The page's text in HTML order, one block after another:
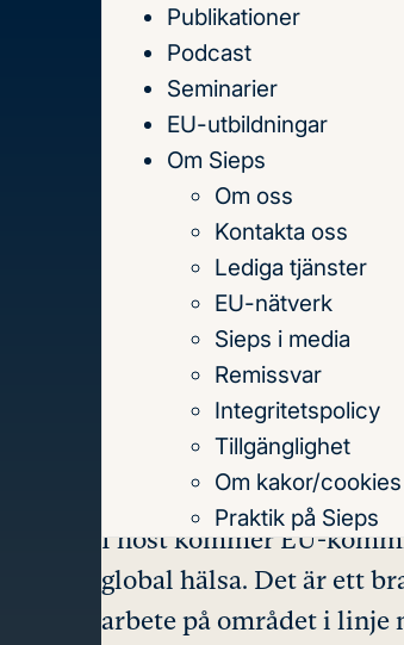
Till
innehållet
Publikationer
Podcast
Seminarier
EU-utbildningar
Om Sieps
Om oss
Kontakta oss
Lediga tjänster
EU-nätverk
Sieps i media
Remissvar
Integritetspolicy
Tillgänglighet
Om kakor/cookies
Praktik på Sieps
Publikationer2022
Innehållsförteckning
The New
I höst kommer EU-
global hälsa. Det är ett
arbete på området i linje